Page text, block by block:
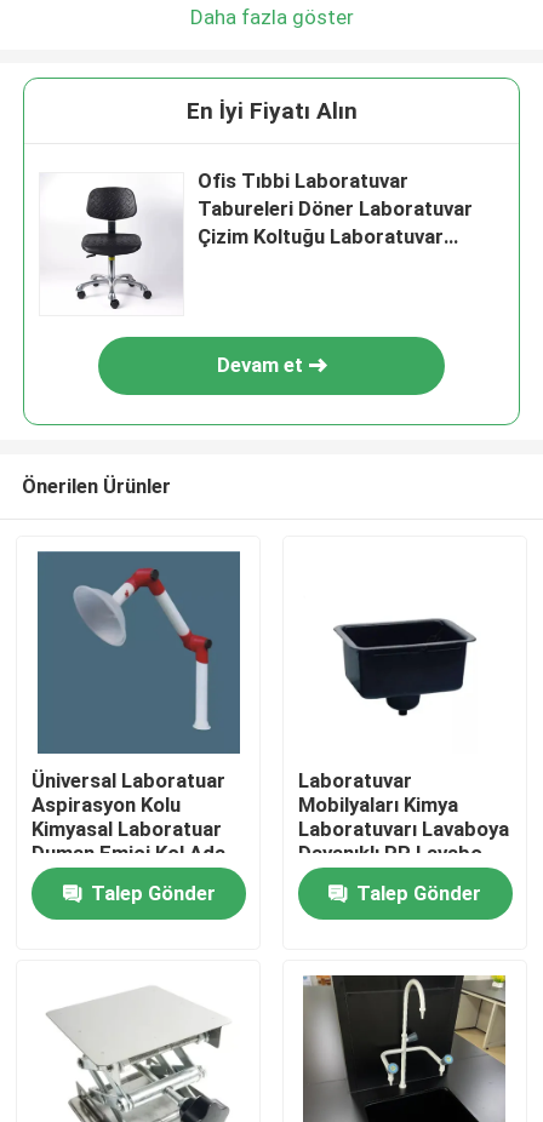
Ürün:% s
Hakkımızda
Kalite kontrol
Daha fazla göster
En İyi Fiyatı Alın
Ofis Tıbbi Laboratuvar
Tabureleri Döner Laboratuvar
Çizim Koltuğu Laboratuvar
Devam et
Önerilen Ürünler
Üniversal Laboratuar
Aspirasyon Kolu
Kimyasal Laboratuar
Duman Emici Kol Ada
Davlumbazı
Talep Gönder
Laboratuvar
Mobilyaları Kimya
Laboratuvarı Lavaboya
Dayanıklı PP Lavabo,
Laboratuvar 42L ila
125L içinTalep Gönder